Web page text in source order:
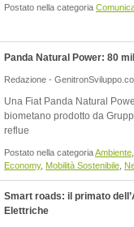
Postato nella categoria
Panda Natural Power: 80
Redazione -
Una Fiat Panda Natural
biometano prodotto da
reflue
Postato nella categoriaAmbiente
Economy, Mobilità Sostenibile
Smart roads: il primato
Elettriche